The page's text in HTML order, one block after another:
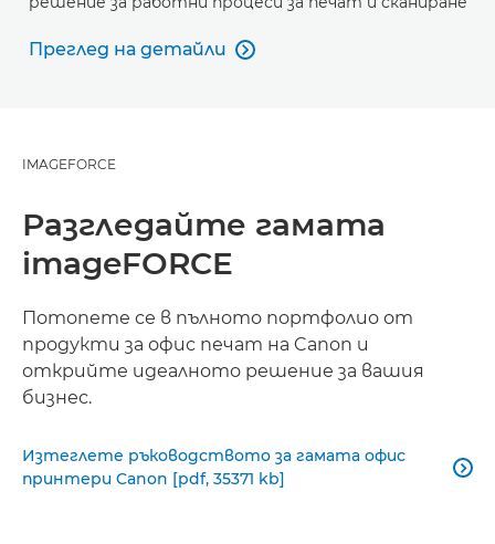
Преглед на детайли
Преглед на детайли

IMAGEFORCE
Разгледайте гамата
imageFORCE
Потопете се в пълното портфолио от
продукти за офис печат на Canon и
открийте идеалното решение за вашия
бизнес.
Изтеглете ръководството за гамата офис
принтери Canon [pdf, 35371 kb]
